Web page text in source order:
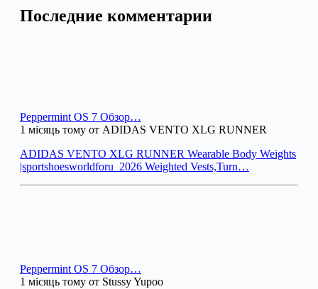
Последние комментарии
Peppermint OS 7 Обзор…
1 місяць тому от ADIDAS VENTO XLG RUNNER
ADIDAS VENTO XLG RUNNER Wearable Body Weights
|sportshoesworldforu_2026 Weighted Vests,Turn…
Peppermint OS 7 Обзор…
1 місяць тому от Stussy Yupoo